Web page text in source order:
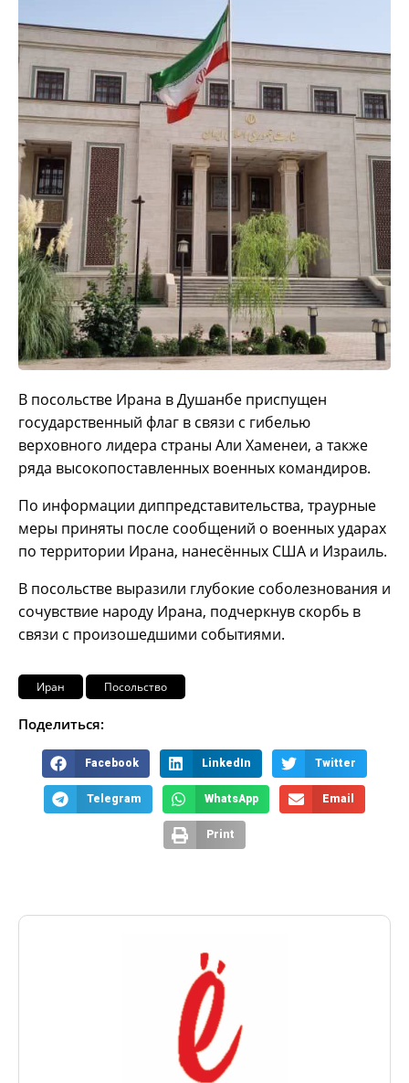
В посольстве Ирана в Душанбе приспущен
государственный флаг в связи с гибелью
верховного лидера страны Али Хаменеи, а также
ряда высокопоставленных военных командиров.
По информации диппредставительства, траурные
меры приняты после сообщений о военных ударах
по территории Ирана, нанесённых США и Израиль.
В посольстве выразили глубокие соболезнования и
сочувствие народу Ирана, подчеркнув скорбь в
связи с произошедшими событиями.
Иран Посольство
Поделиться:
Facebook LinkedIn Twitter
Telegram WhatsApp Email
Print